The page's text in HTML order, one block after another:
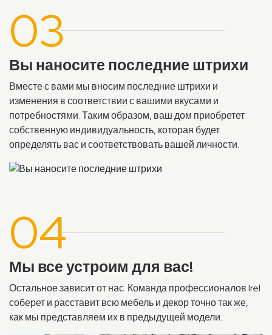
03
Вы наносите последние штрихи
Вместе с вами мы вносим последние штрихи и
изменения в соответствии с вашими вкусами и
потребностями. Таким образом, ваш дом приобретет
собственную индивидуальность, которая будет
определять вас и соответствовать вашей личности.
04
Мы все устроим для вас!
Остальное зависит от нас. Команда профессионалов Irel
соберет и расставит всю мебель и декор точно так же,
как мы представляем их в предыдущей модели.